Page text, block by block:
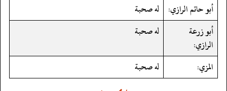
أبو حاتم الرازي: له صحبة
أبو زرعة
الرازي:
له صحبة
المزي: له صحبة